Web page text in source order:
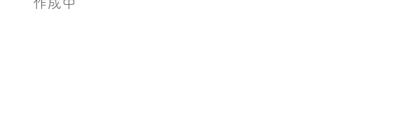
作成中